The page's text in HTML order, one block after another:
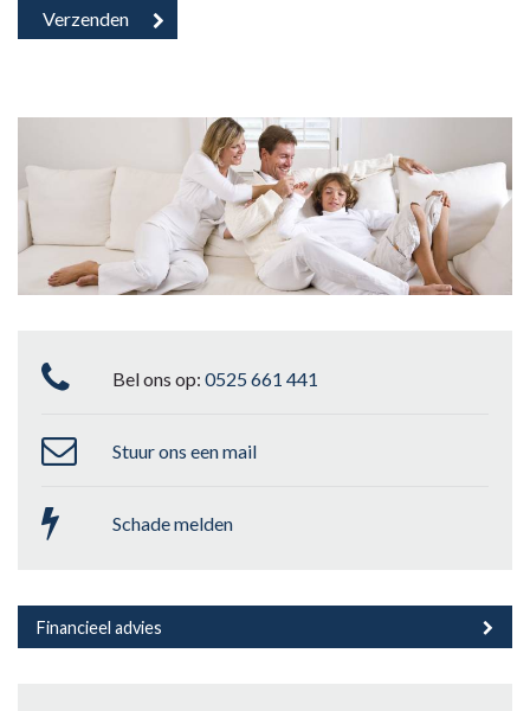
Bel ons op: 0525 661 441
Stuur ons een mail
Schade melden
Financieel advies